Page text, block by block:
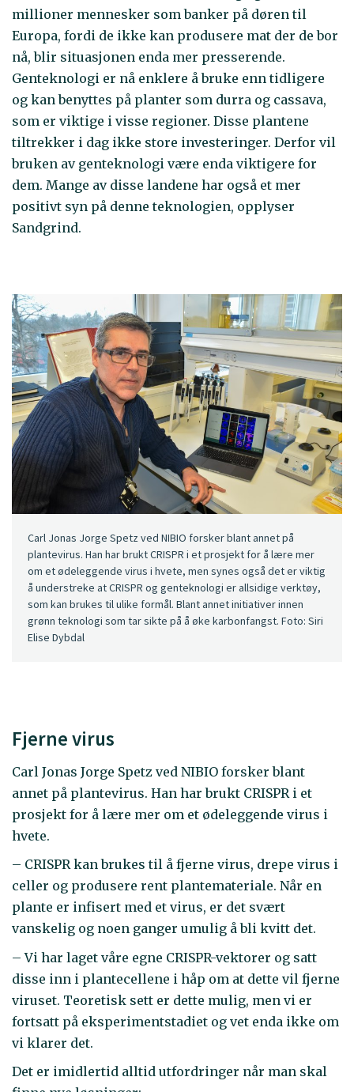
millioner mennesker som banker på døren til
Europa, fordi de ikke kan produsere mat der de bor
nå, blir situasjonen enda mer presserende.
Genteknologi er nå enklere å bruke enn tidligere
og kan benyttes på planter som durra og cassava,
som er viktige i visse regioner. Disse plantene
tiltrekker i dag ikke store investeringer. Derfor vil
bruken av genteknologi være enda viktigere for
dem. Mange av disse landene har også et mer
positivt syn på denne teknologien, opplyser
Sandgrind.
Carl Jonas Jorge Spetz ved NIBIO forsker blant annet på
plantevirus. Han har brukt CRISPR i et prosjekt for å lære mer
om et ødeleggende virus i hvete, men synes også det er viktig
å understreke at CRISPR og genteknologi er allsidige verktøy,
som kan brukes til ulike formål. Blant annet initiativer innen
grønn teknologi som tar sikte på å øke karbonfangst. Foto: Siri
Elise Dybdal
Fjerne virus
Carl Jonas Jorge Spetz ved NIBIO forsker blant
annet på plantevirus. Han har brukt CRISPR i et
prosjekt for å lære mer om et ødeleggende virus i
hvete.
– CRISPR kan brukes til å fjerne virus, drepe virus i
celler og produsere rent plantemateriale. Når en
plante er infisert med et virus, er det svært
vanskelig og noen ganger umulig å bli kvitt det.
– Vi har laget våre egne CRISPR-vektorer og satt
disse inn i plantecellene i håp om at dette vil fjerne
viruset. Teoretisk sett er dette mulig, men vi er
fortsatt på eksperimentstadiet og vet enda ikke om
vi klarer det.
Det er imidlertid alltid utfordringer når man skal